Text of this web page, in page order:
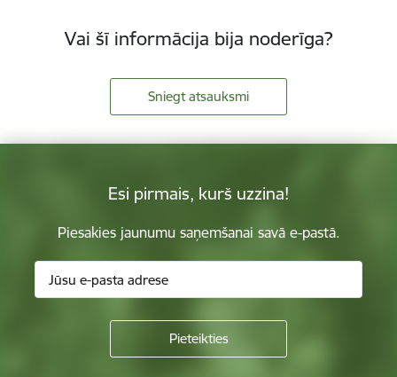
Vai šī informācija bija noderīga?
Sniegt atsauksmi
Esi pirmais, kurš uzzina!
Piesakies jaunumu saņemšanai savā e-pastā.